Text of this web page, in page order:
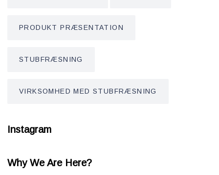
PRODUKT PRÆSENTATION
STUBFRÆSNING
VIRKSOMHED MED STUBFRÆSNING
Instagram
Why We Are Here?